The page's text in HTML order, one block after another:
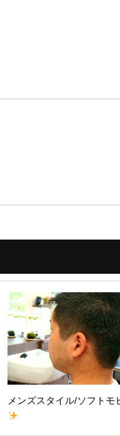
メンズスタイル/ソフトモ